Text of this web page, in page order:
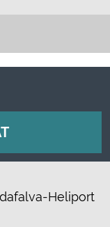
Heliport